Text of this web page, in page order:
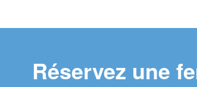
Réservez une